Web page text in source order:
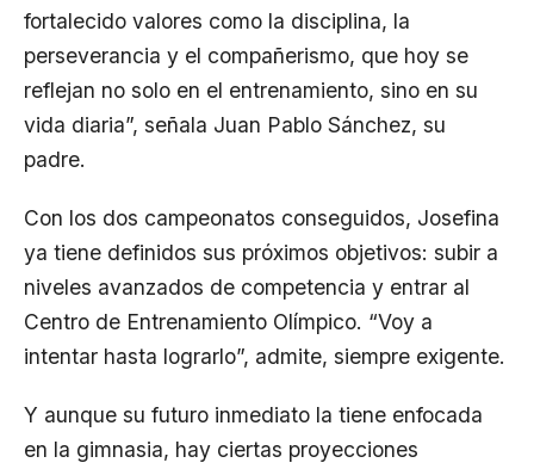
fortalecido valores como la disciplina, la
perseverancia y el compañerismo, que hoy se
reflejan no solo en el entrenamiento, sino en su
vida diaria”, señala Juan Pablo Sánchez, su
padre.
Con los dos campeonatos conseguidos, Josefina
ya tiene definidos sus próximos objetivos: subir a
niveles avanzados de competencia y entrar al
Centro de Entrenamiento Olímpico. “Voy a
intentar hasta lograrlo”, admite, siempre exigente.
Y aunque su futuro inmediato la tiene enfocada
en la gimnasia, hay ciertas proyecciones